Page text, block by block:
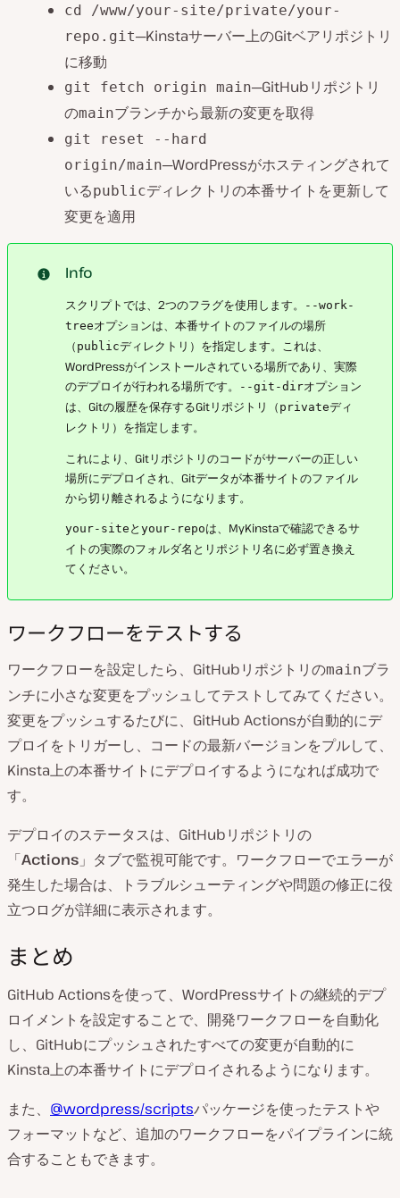
cd /www/your-site/private/your-
repo.git─Kinstaサーバー上のGitベアリポジトリ
に移動
git fetch origin main─GitHubリポジトリ
のmainブランチから最新の変更を取得
git reset --hard
origin/main─WordPressがホスティングされて
いるpublicディレクトリの本番サイトを更新して
変更を適用
Info
スクリプトでは、2つのフラグを使用します。
--work-
treeオプションは、本番サイトのファイルの場所
（ publicディレクトリ）を指定します。これは、
WordPressがインストールされている場所であり、実際
のデプロイが行われる場所です。
--git-dirオプション
は、Gitの履歴を保存するGitリポジトリ（ privateディ
レクトリ）を指定します。
これにより、Gitリポジトリのコードがサーバーの正しい
場所にデプロイされ、Gitデータが本番サイトのファイル
から切り離されるようになります。
your-site と your-repoは、MyKinstaで確認できるサ
イトの実際のフォルダ名とリポジトリ名に必ず置き換え
てください。
ワークフローをテストする
ワークフローを設定したら、GitHubリポジトリのmainブラ
ンチに小さな変更をプッシュしてテストしてみてください。
変更をプッシュするたびに、GitHub Actionsが自動的にデ
プロイをトリガーし、コードの最新バージョンをプルして、
Kinsta上の本番サイトにデプロイするようになれば成功で
す。
デプロイのステータスは、GitHubリポジトリの
「Actions 」タブで監視可能です。ワークフローでエラーが
発生した場合は、トラブルシューティングや問題の修正に役
立つログが詳細に表示されます。
まとめ
GitHub Actionsを使って、WordPressサイトの継続的デプ
ロイメントを設定することで、開発ワークフローを自動化
し、GitHubにプッシュされたすべての変更が自動的に
Kinsta上の本番サイトにデプロイされるようになります。
また、 @wordpress/scriptsパッケージを使ったテストや
フォーマットなど、追加のワークフローをパイプラインに統
合することもできます。